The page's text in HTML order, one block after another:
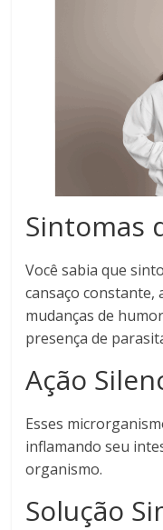
Sintomas
Você sabia que
cansaço constante,
mudanças de
presença de
Ação
Esses
inflamando seu
organismo.
Solução